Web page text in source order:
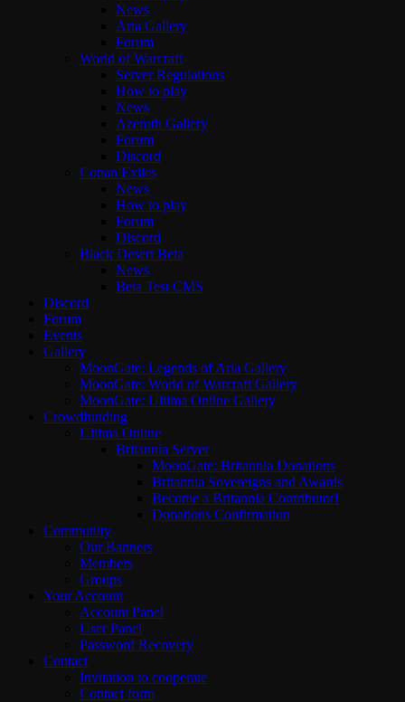
News
Aria Gallery
Forum
World of Warcraft
Server Regulations
How to play
News
Azeroth Gallery
Forum
Discord
Conan Exiles
News
How to play
Forum
Discord
Black Desert Beta
News
Beta Test CMS
Discord
Forum
Events
Gallery
MoonGate: Legends of Aria Gallery
MoonGate: World of Warcraft Gallery
MoonGate: Ultima Online Gallery
Crowdfunding
Ultima Online
Britannia Server
MoonGate: Britannia Donations
Britannia Sovereigns and Awards
Become a Britannia Contributor!
Donations Confirmation
Community
Our Banners
Members
Groups
Your Account
Account Panel
User Panel
Password Recovery
Contact
Invitation to cooperate
Contact form